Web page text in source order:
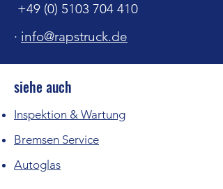
+49 (0) 5103 704 410
· info@rapstruck.de
siehe auch
Inspektion & Wartung
Bremsen Service
Autoglas